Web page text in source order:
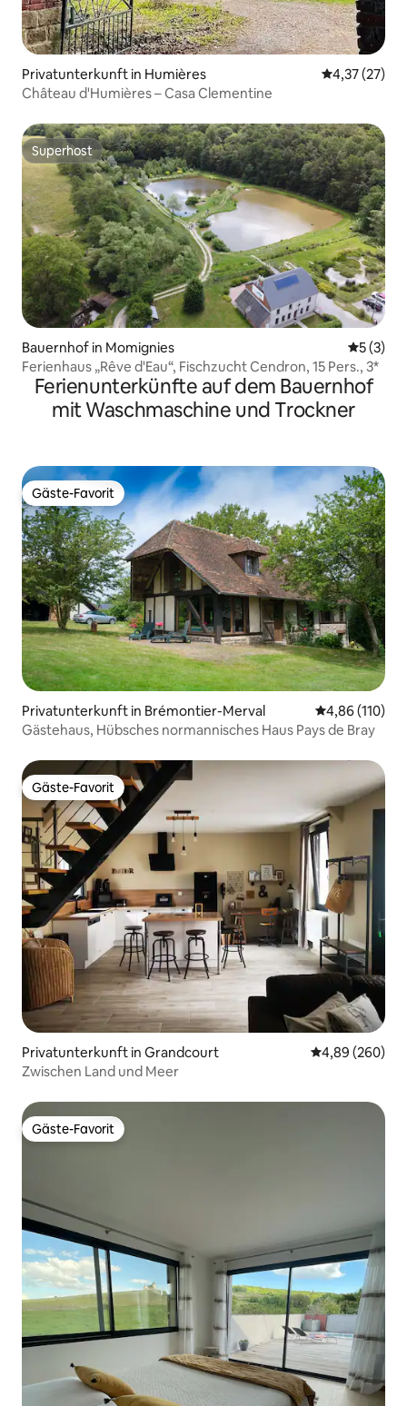
Privatunterkunft in Humières
4,37 (27)
Château d'Humières – Casa Clementine
Superhost
Superhost
Bauernhof in Momignies
5 (3)
Ferienhaus „Rêve d'Eau“, Fischzucht Cendron, 15 Pers., 3*
Ferienunterkünfte auf dem Bauernhof
mit Waschmaschine und Trockner
Gäste-Favorit
Gäste-Favorit
Privatunterkunft in Brémontier-Merval
4,86 (110)
Gästehaus, Hübsches normannisches Haus Pays de Bray
Gäste-Favorit
Gäste-Favorit
Privatunterkunft in Grandcourt
4,89 (260)
Zwischen Land und Meer
Gäste-Favorit
Gäste-Favorit